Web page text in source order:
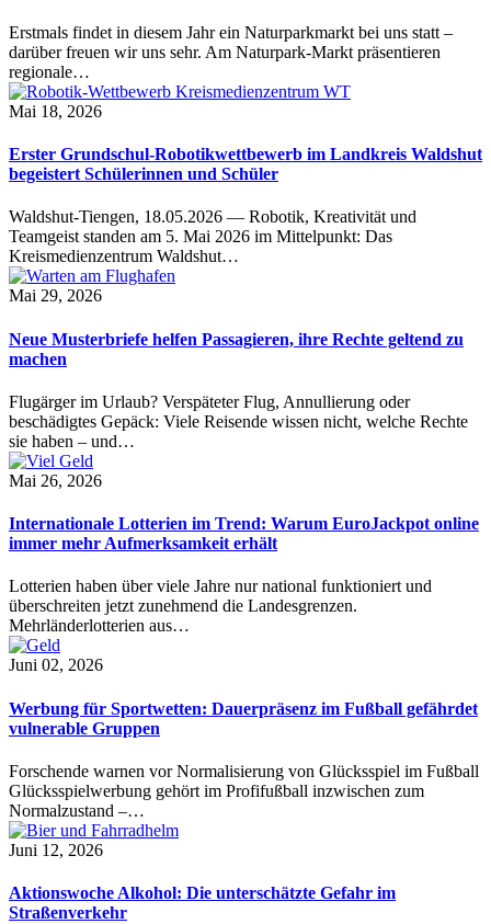
Erstmals findet in diesem Jahr ein Naturparkmarkt bei uns statt –
darüber freuen wir uns sehr. Am Naturpark-Markt präsentieren
regionale…
Mai 18, 2026
Erster Grundschul-Robotikwettbewerb im Landkreis Waldshut
begeistert Schülerinnen und Schüler
Waldshut-Tiengen, 18.05.2026 — Robotik, Kreativität und
Teamgeist standen am 5. Mai 2026 im Mittelpunkt: Das
Kreismedienzentrum Waldshut…
Mai 29, 2026
Neue Musterbriefe helfen Passagieren, ihre Rechte geltend zu
machen
Flugärger im Urlaub? Verspäteter Flug, Annullierung oder
beschädigtes Gepäck: Viele Reisende wissen nicht, welche Rechte
sie haben – und…
Mai 26, 2026
Internationale Lotterien im Trend: Warum EuroJackpot online
immer mehr Aufmerksamkeit erhält
Lotterien haben über viele Jahre nur national funktioniert und
überschreiten jetzt zunehmend die Landesgrenzen.
Mehrländerlotterien aus…
Juni 02, 2026
Werbung für Sportwetten: Dauerpräsenz im Fußball gefährdet
vulnerable Gruppen
Forschende warnen vor Normalisierung von Glücksspiel im Fußball
Glücksspielwerbung gehört im Profifußball inzwischen zum
Normalzustand –…
Juni 12, 2026
Aktionswoche Alkohol: Die unterschätzte Gefahr im
Straßenverkehr